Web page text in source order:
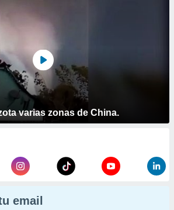
varias zonas de China.
email